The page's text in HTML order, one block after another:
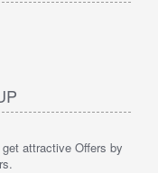
attractive Offers by